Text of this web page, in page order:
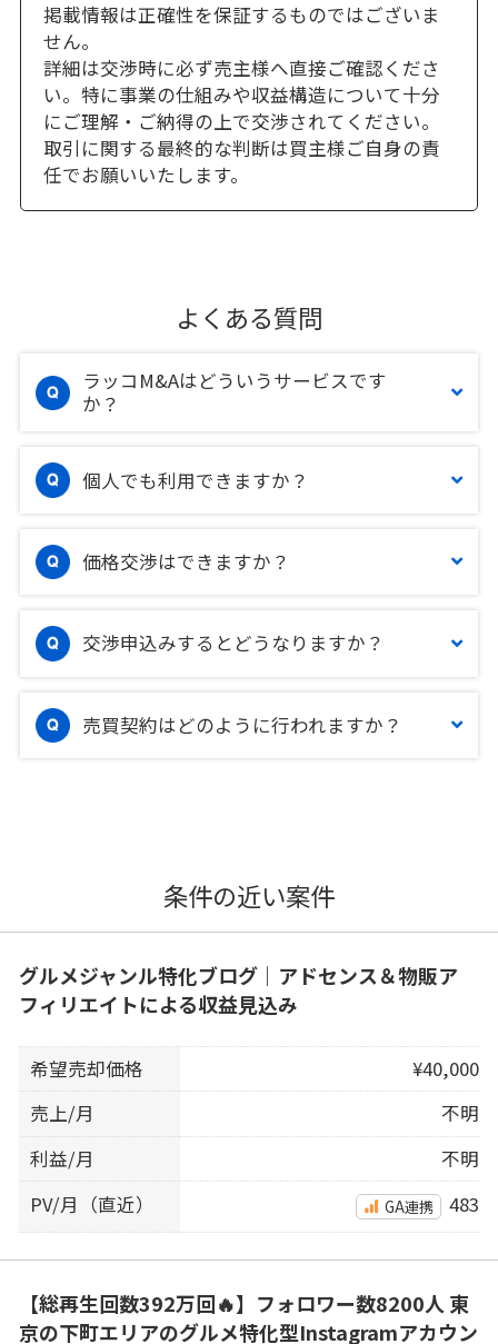
掲載情報は正確性を保証するものではございま
せん。
詳細は交渉時に必ず売主様へ直接ご確認くださ
い。特に事業の仕組みや収益構造について十分
にご理解・ご納得の上で交渉されてください。
取引に関する最終的な判断は買主様ご自身の責
任でお願いいたします。
よくある質問
ラッコM&Aはどういうサービスです
か？
個人でも利用できますか？
価格交渉はできますか？
交渉申込みするとどうなりますか？
売買契約はどのように行われますか？
条件の近い案件
グルメジャンル特化ブログ｜アドセンス＆物販ア
フィリエイトによる収益見込み
希望売却価格
¥40,000
売上/月
不明
利益/月
不明
PV/月（直近）
GA連携 483
【総再生回数392万回🔥】フォロワー数8200人 東
京の下町エリアのグルメ特化型Instagramアカウン